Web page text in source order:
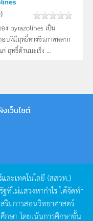
)
ง pyrazolines เป็น
อบที่มีฤทธิ์ทางชีวภาพหลาก
ฤทธิ์ต้านมะเร็ง ...
เว็บไซต์
ละเทคโนโลยี (สสวท.)
ที่ไม่แสวงหากำไรได้จัดทำ
สริมการสอนวิทยาศาสตร์
กษา โดยเน้นการศึกษาขั้น